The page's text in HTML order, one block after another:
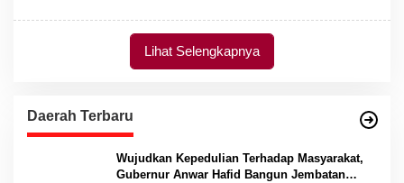
Lihat Selengkapnya
Daerah Terbaru
Wujudkan Kepedulian Terhadap Masyarakat,
Gubernur Anwar Hafid Bangun Jembatan